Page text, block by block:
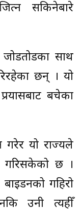
सकिनेबारे
जोडतोडका साथ
छन् । यो
बचेका
गरेर यो राज्यले
गरिसकेको छ ।
गहिरो
उनी त्यहीँ